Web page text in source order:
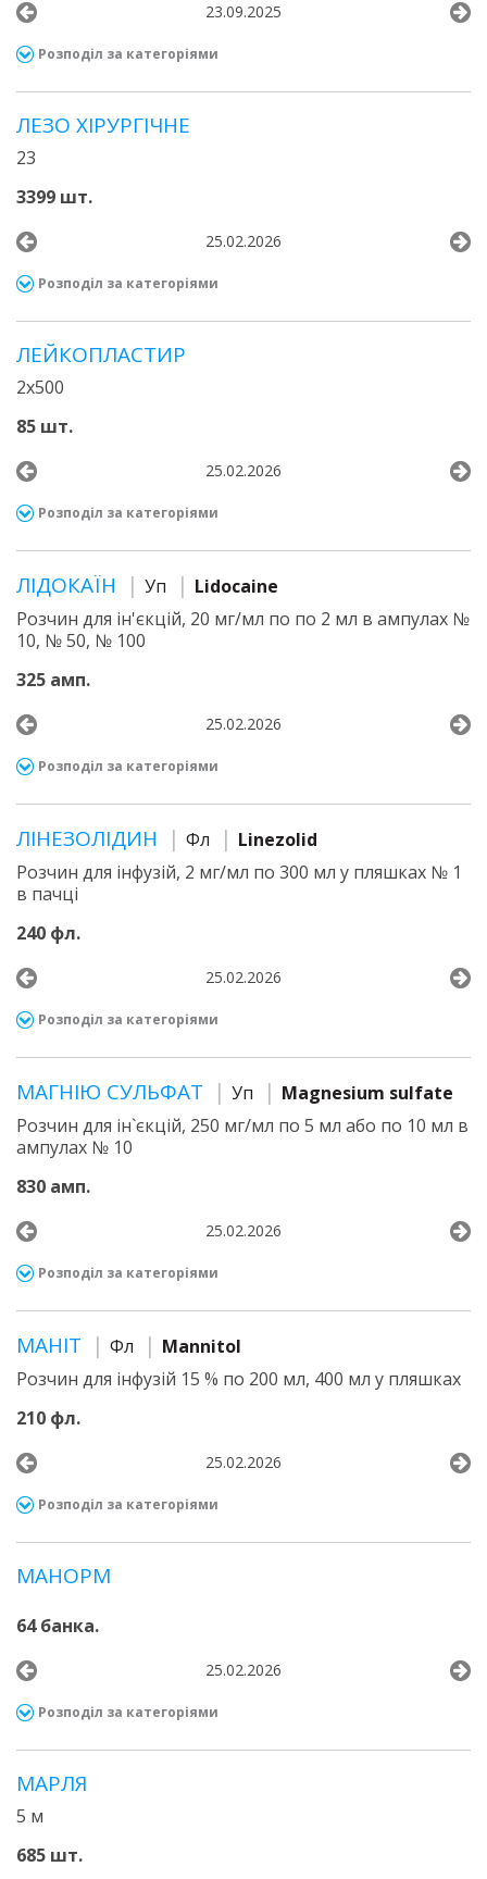
23.09.2025
Розподіл за категоріями
ЛЕЗО ХІРУРГІЧНЕ
23
3399 шт.
25.02.2026
Розподіл за категоріями
ЛЕЙКОПЛАСТИР
2х500
85 шт.
25.02.2026
Розподіл за категоріями
ЛІДОКАЇН Уп
Lidocaine
Розчин для ін'єкцій, 20 мг/мл по по 2 мл в ампулах №
10, № 50, № 100
325 амп.
25.02.2026
Розподіл за категоріями
ЛІНЕЗОЛІДИН Фл
Linezolid
Розчин для інфузій, 2 мг/мл по 300 мл у пляшках № 1
в пачці
240 фл.
25.02.2026
Розподіл за категоріями
МАГНІЮ СУЛЬФАТ Уп
Magnesium sulfate
Розчин для ін`єкцій, 250 мг/мл по 5 мл або по 10 мл в
ампулах № 10
830 амп.
25.02.2026
Розподіл за категоріями
МАНІТ Фл
Mannitol
Розчин для інфузій 15 % по 200 мл, 400 мл у пляшках
210 фл.
25.02.2026
Розподіл за категоріями
МАНОРМ
64 банка.
25.02.2026
Розподіл за категоріями
МАРЛЯ
5 м
685 шт.